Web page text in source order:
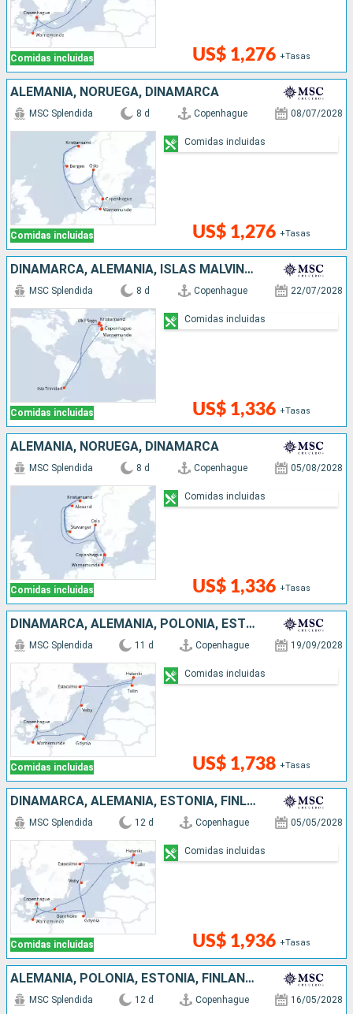
Comidas incluidas US$ 1,276 +Tasas
ALEMANIA, NORUEGA, DINAMARCA
Comidas incluidas
MSC Splendida 8 d Copenhague 08/07/2028
US$ 1,276 +Tasas
Comidas incluidas
DINAMARCA, ALEMANIA, ISLAS MALVINAS, NORUEGA
Comidas incluidas
MSC Splendida 8 d Copenhague 22/07/2028
US$ 1,336 +Tasas
Comidas incluidas
ALEMANIA, NORUEGA, DINAMARCA
Comidas incluidas
MSC Splendida 8 d Copenhague 05/08/2028
US$ 1,336 +Tasas
Comidas incluidas
DINAMARCA, ALEMANIA, POLONIA, ESTONIA, FINLANDIA, SUECIA
Comidas incluidas
MSC Splendida 11 d Copenhague 19/09/2028
US$ 1,738 +Tasas
Comidas incluidas
DINAMARCA, ALEMANIA, ESTONIA, FINLANDIA, SUECIA, POLONIA
Comidas incluidas
MSC Splendida 12 d Copenhague 05/05/2028
US$ 1,936 +Tasas
Comidas incluidas
ALEMANIA, POLONIA, ESTONIA, FINLANDIA, SUECIA, DINAMARCA
MSC Splendida 12 d Copenhague 16/05/2028